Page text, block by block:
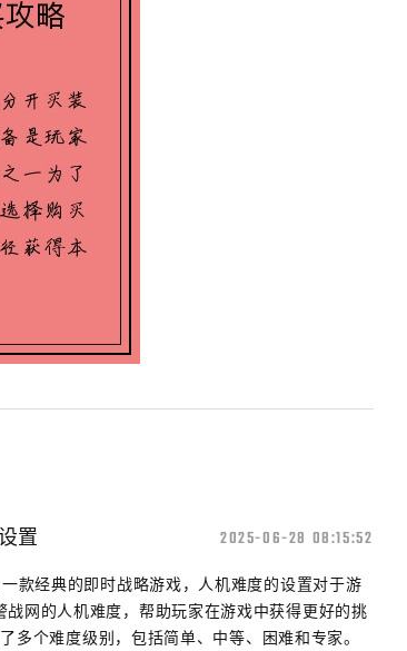
置 2025-06-28 08:15:52
款经典的即时战略游戏，人机难度的设置对于游
网的人机难度，帮助玩家在游戏中获得更好的挑
多个难度级别，包括简单、中等、困难和专家。